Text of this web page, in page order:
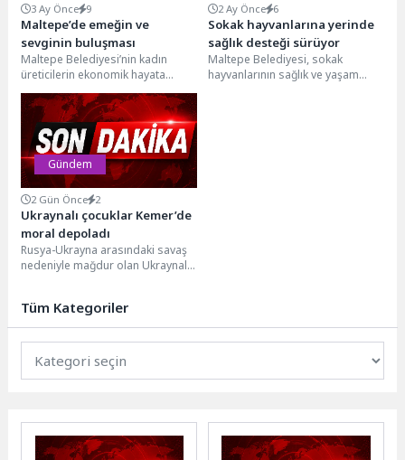
3 Ay Önce 9
Maltepe’de emeğin ve
sevginin buluşması
Maltepe Belediyesi’nin kadın
üreticilerin ekonomik hayata
katılımını artırmak ve el emeğini
görünür kılmak amacıyla
düzenlediği...
2 Ay Önce 6
Sokak hayvanlarına yerinde
sağlık desteği sürüyor
Maltepe Belediyesi, sokak
hayvanlarının sağlık ve yaşam
Gündem
2 Gün Önce 2
Ukraynalı çocuklar Kemer’de
moral depoladı
Rusya-Ukrayna arasındaki savaş
nedeniyle mağdur olan Ukraynalı
eşliğinde...
Tüm Kategoriler